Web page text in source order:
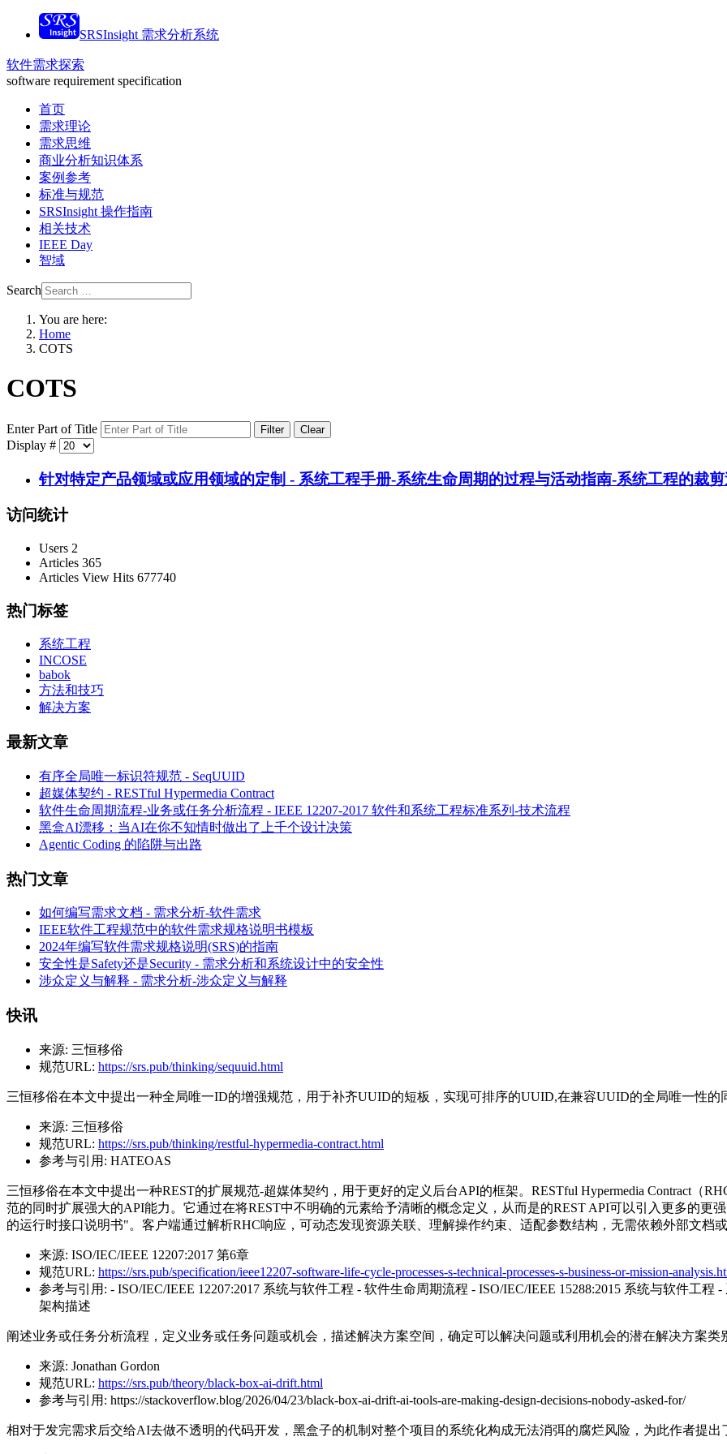
SRSInsight 需求分析系统
软件需求探索
software requirement specification
首页
需求理论
需求思维
商业分析知识体系
案例参考
标准与规范
SRSInsight 操作指南
相关技术
IEEE Day
智域
Search
You are here:
Home
COTS
COTS
Enter Part of Title Filter Clear
Display #
针对特定产品领域或应用领域的定制 - 系统工程手册-系统生命周期的过程与活动指南-系统工程的裁
访问统计
Users 2
Articles 365
Articles View Hits 677740
热门标签
系统工程
INCOSE
babok
方法和技巧
解决方案
最新文章
有序全局唯一标识符规范 - SeqUUID
超媒体契约 - RESTful Hypermedia Contract
软件生命周期流程-业务或任务分析流程 - IEEE 12207-2017 软件和系统工程标准系列-技术流程
黑盒AI漂移：当AI在你不知情时做出了上千个设计决策
Agentic Coding 的陷阱与出路
热门文章
如何编写需求文档 - 需求分析-软件需求
IEEE软件工程规范中的软件需求规格说明书模板
2024年编写软件需求规格说明(SRS)的指南
安全性是Safety还是Security - 需求分析和系统设计中的安全性
涉众定义与解释 - 需求分析-涉众定义与解释
快讯
来源: 三恒移俗
规范URL: https://srs.pub/thinking/sequuid.html
三恒移俗在本文中提出一种全局唯一ID的增强规范，用于补齐UUID的短板，实现可排序的UUID,在兼容UUID的全局唯一性的
来源: 三恒移俗
规范URL: https://srs.pub/thinking/restful-hypermedia-contract.html
参考与引用: HATEOAS
三恒移俗在本文中提出一种REST的扩展规范-超媒体契约，用于更好的定义后台API的框架。RESTful Hypermedia Contract（
范的同时扩展强大的API能力。它通过在将REST中不明确的元素给予清晰的概念定义，从而是的REST API可以引入更多的更
的运行时接口说明书"。客户端通过解析RHC响应，可动态发现资源关联、理解操作约束、适配参数结构，无需依赖外部文档
来源: ISO/IEC/IEEE 12207:2017 第6章
规范URL: https://srs.pub/specification/ieee12207-software-life-cycle-processes-s-technical-processes-s-business-or-mission-
参考与引用: - ISO/IEC/IEEE 12207:2017 系统与软件工程 - 软件生命周期流程 - ISO/IEC/IEEE 15288:2015 系统与软件工程
架构描述
阐述业务或任务分析流程，定义业务或任务问题或机会，描述解决方案空间，确定可以解决问题或利用机会的潜在解决方案类
来源: Jonathan Gordon
规范URL: https://srs.pub/theory/black-box-ai-drift.html
参考与引用: https://stackoverflow.blog/2026/04/23/black-box-ai-drift-ai-tools-are-making-design-decisions-nobody-asked-for/
相对于发完需求后交给AI去做不透明的代码开发，黑盒子的机制对整个项目的系统化构成无法消弭的腐烂风险，为此作者提